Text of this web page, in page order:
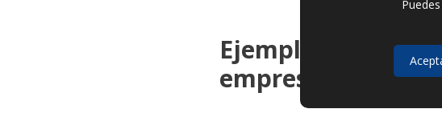
Ejemplos de
empresas